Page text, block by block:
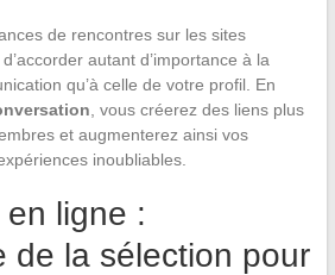
de rencontres sur les sites
autant d’importance à la
qu’à celle de votre profil. En
, vous créerez des liens plus
et augmenterez ainsi vos
inoubliables.
ligne :
de la sélection pour